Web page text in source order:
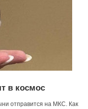
в космос
отправится на МКС. Как